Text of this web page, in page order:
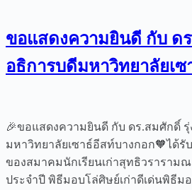
ขอแสดงความยินดี กับ ดร
อธิการบดีมหาวิทยาลัยเ
🎉ขอแสดงความยินดี กับ ดร.สมศักดิ์ รุ่
มหาวิทยาลัยเซาธ์อีสท์บางกอก🧡ได้รับ
ของสมาคมนักเรียนเก่าสุทธิวราราม
ประจำปี พิธีมอบโล่ศิษย์เก่าดีเด่นพิธี